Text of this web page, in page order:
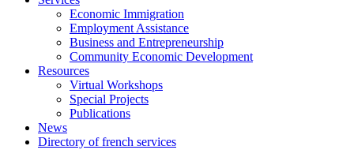
Economic Immigration
Employment Assistance
Business and Entrepreneurship
Community Economic Development
Resources
Virtual Workshops
Special Projects
Publications
News
Directory of french services